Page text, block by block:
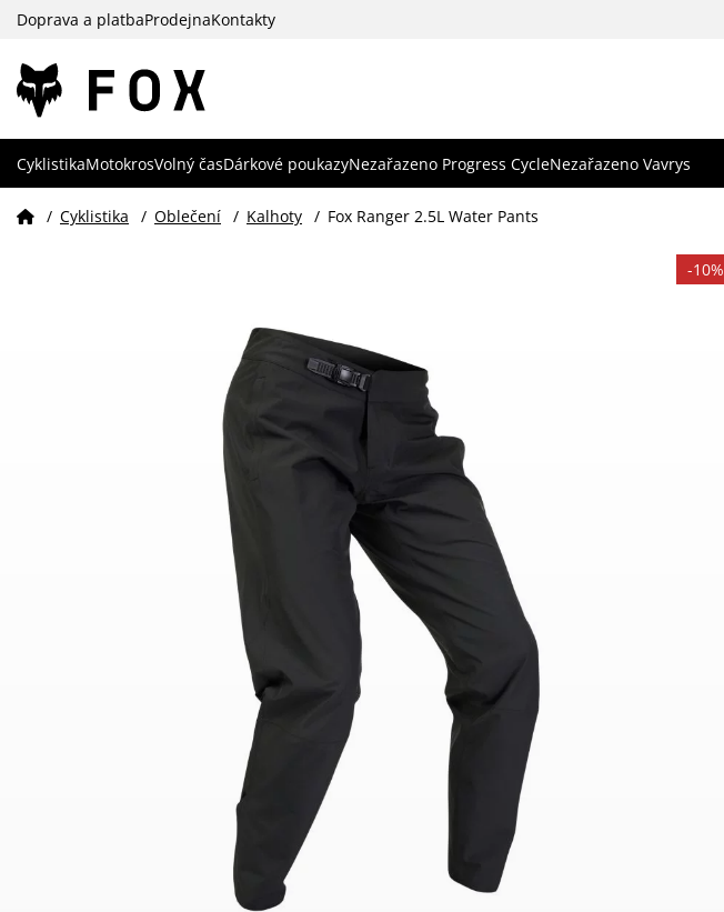
Doprava a platbaProdejnaKontakty
CyklistikaMotokrosVolný časDárkové poukazyNezařazeno Progress CycleNezařazeno Vavrys
/ Cyklistika / Oblečení / Kalhoty / Fox Ranger 2.5L Water Pants
-10%